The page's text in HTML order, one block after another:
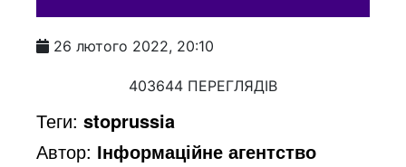
26 лютого 2022, 20:10
403644 ПЕРЕГЛЯДІВ
Теги:stoprussia
Автор: Інформаційне агентство